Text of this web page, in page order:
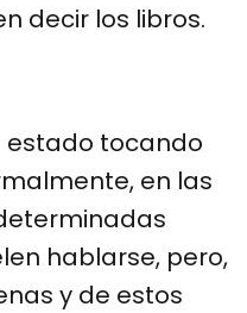
decir los libros.
estado tocando
en las
hablarse, pero,
y de estos